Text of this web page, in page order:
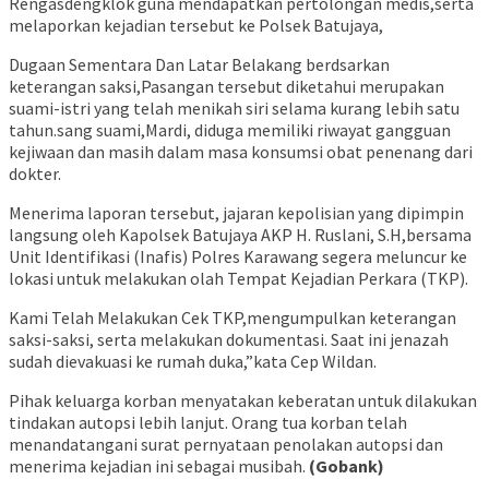
melaporkan kejadian tersebut ke Polsek Batujaya,
​Dugaan Sementara Dan Latar Belakang berdsarkan
keterangan saksi,Pasangan tersebut diketahui merupakan
suami-istri yang telah menikah siri selama kurang lebih satu
tahun.sang suami,Mardi, diduga memiliki riwayat gangguan
kejiwaan dan masih dalam masa konsumsi obat penenang dari
dokter.
​Menerima laporan tersebut, jajaran kepolisian yang dipimpin
langsung oleh Kapolsek Batujaya AKP H. Ruslani, S.H,bersama
Unit Identifikasi (Inafis) Polres Karawang segera meluncur ke
lokasi untuk melakukan olah Tempat Kejadian Perkara (TKP).
​Kami Telah Melakukan Cek TKP,mengumpulkan keterangan
saksi-saksi, serta melakukan dokumentasi. Saat ini jenazah
sudah dievakuasi ke rumah duka,”kata Cep Wildan.
​Pihak keluarga korban menyatakan keberatan untuk dilakukan
tindakan autopsi lebih lanjut. Orang tua korban telah
menandatangani surat pernyataan penolakan autopsi dan
menerima kejadian ini sebagai musibah. (Gobank)